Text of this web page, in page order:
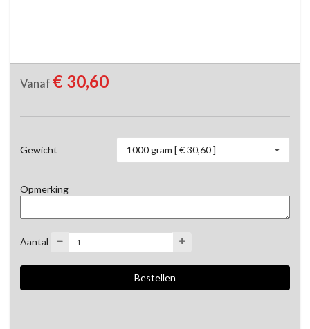
Vanaf € 30,60
Gewicht 1000 gram [ € 30,60 ]
Opmerking
Aantal